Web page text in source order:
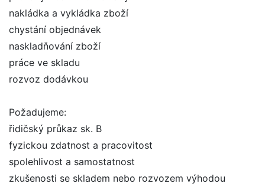
nakládka a vykládka zboží
chystání objednávek
naskladňování zboží
práce ve skladu
rozvoz dodávkou
Požadujeme:
řidičský průkaz sk. B
fyzickou zdatnost a pracovitost
spolehlivost a samostatnost
zkušenosti se skladem nebo rozvozem výhodou